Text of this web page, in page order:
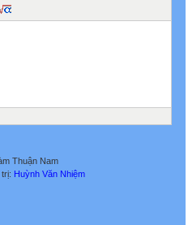
Thuận Nam
trị: Huỳnh Văn Nhiệm